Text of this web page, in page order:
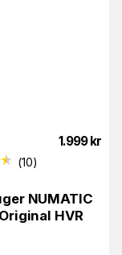
1.999 kr
(10)
NUMATIC
HVR